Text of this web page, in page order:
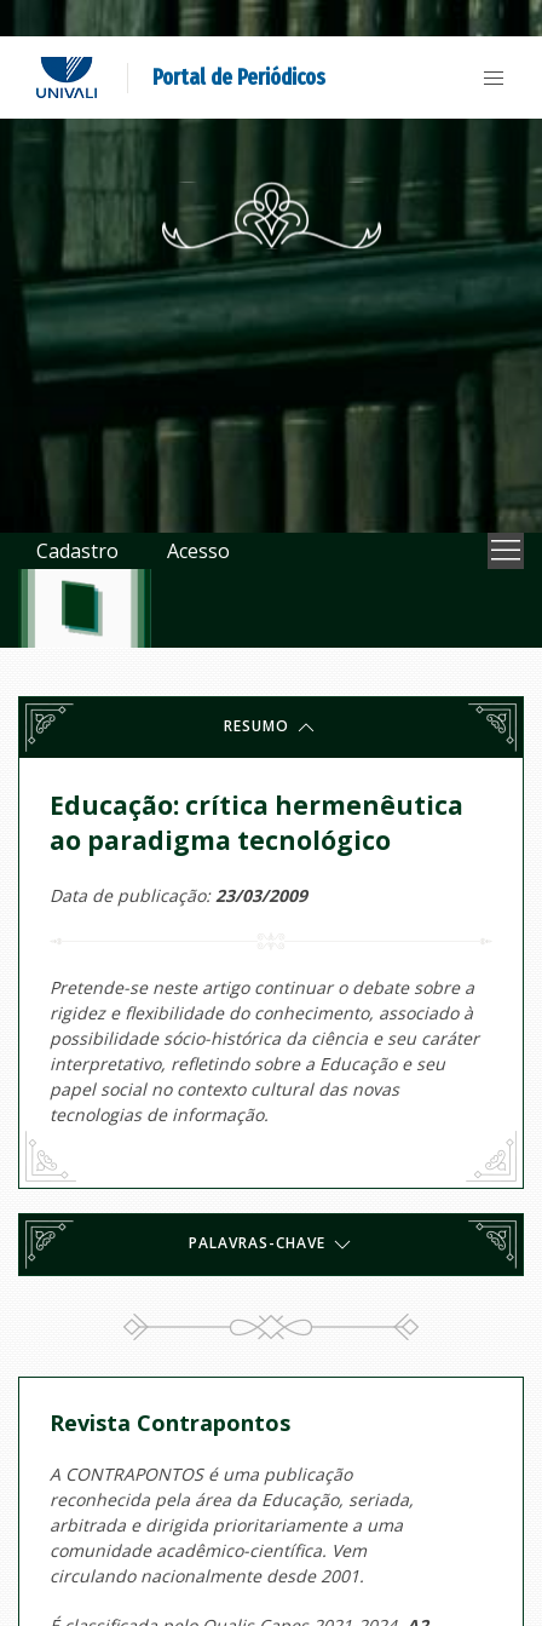
Portal de Periódicos
Cadastro Acesso
RESUMO
Educação: crítica hermenêutica
ao paradigma tecnológico
Data de publicação:23/03/2009
Pretende-se neste artigo continuar o debate sobre a
rigidez e flexibilidade do conhecimento, associado à
possibilidade sócio-histórica da ciência e seu caráter
interpretativo, refletindo sobre a Educação e seu
papel social no contexto cultural das novas
tecnologias de informação.
PALAVRAS-CHAVE
Revista Contrapontos
A CONTRAPONTOS é uma publicação
reconhecida pela área da Educação, seriada,
arbitrada e dirigida prioritariamente a uma
comunidade acadêmico-científica. Vem
circulando nacionalmente desde 2001.